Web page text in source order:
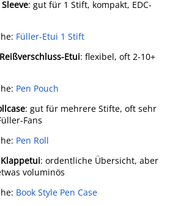
: gut für 1 Stift, kompakt, EDC-
Füller-Etui 1 Stift
Etui: flexibel, oft 2-10+
Pen Pouch
: gut für mehrere Stifte, oft sehr
Fans
Pen Roll
: ordentliche Übersicht, aber
voluminös
Book Style Pen Case